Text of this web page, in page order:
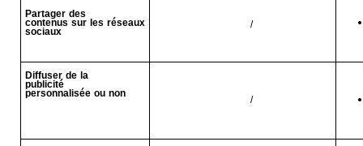
Partager des
contenus sur les réseaux
sociaux
/ •
Diffuser de la
publicité
personnalisée ou non
/ •